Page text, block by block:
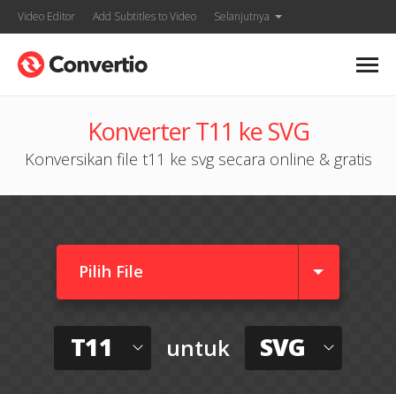
Video Editor Add Subtitles to Video Selanjutnya
Konverter T11 ke SVG
Konversikan file t11 ke svg secara online & gratis
Pilih File
T11 untuk SVG